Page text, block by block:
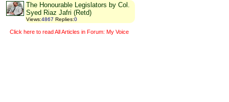
The Honourable Legislators by Col.
Syed Riaz Jafri (Retd)
Views:4867 Replies:0
Click here to read All Articles in Forum: My Voice